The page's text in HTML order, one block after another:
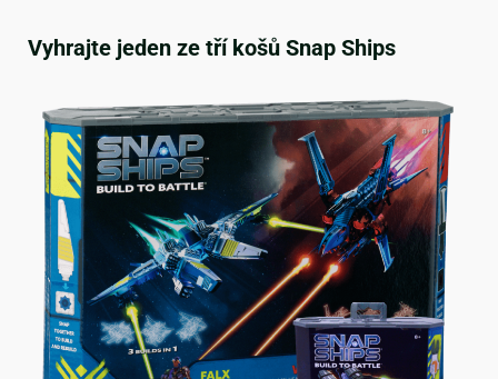
Vyhrajte jeden ze tří košů Snap Ships